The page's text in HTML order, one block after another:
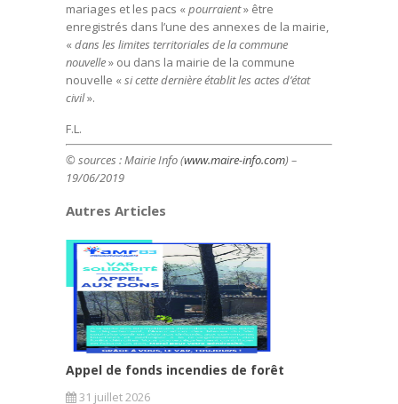
mariages et les pacs « pourraient» être
enregistrés dans l’une des annexes de la mairie,
« dans les limites territoriales de la commune
nouvelle» ou dans la mairie de la commune
nouvelle « si cette dernière établit les actes d’état
civil».
F.L.
© sources : Mairie Info (www.maire-info.com) –
19/06/2019
Autres Articles
Appel de fonds incendies de forêt
31 juillet 2026